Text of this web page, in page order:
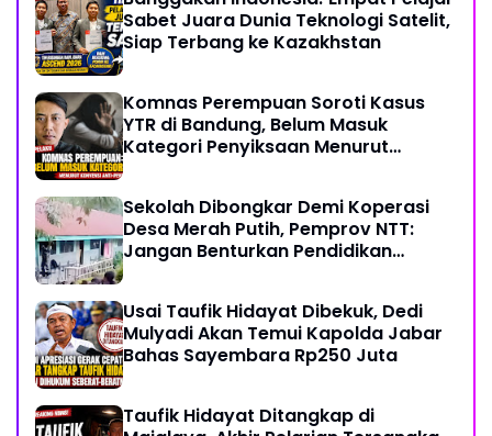
Sabet Juara Dunia Teknologi Satelit,
Siap Terbang ke Kazakhstan
Komnas Perempuan Soroti Kasus
YTR di Bandung, Belum Masuk
Kategori Penyiksaan Menurut
Sekolah Dibongkar Demi Koperasi
Desa Merah Putih, Pemprov NTT:
Jangan Benturkan Pendidikan
Usai Taufik Hidayat Dibekuk, Dedi
Mulyadi Akan Temui Kapolda Jabar
Bahas Sayembara Rp250 Juta
Taufik Hidayat Ditangkap di